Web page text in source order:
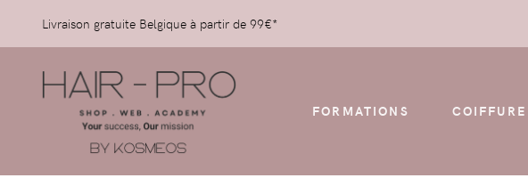
Livraison gratuite Belgique à partir de 99€*
FORMATIONS COIFFURE